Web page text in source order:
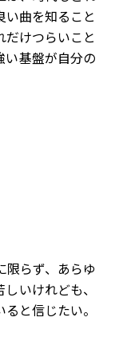
曲を知ること
けつらいこと
い基盤が自分の
らず、あらゆ
いけれども、
と信じたい。